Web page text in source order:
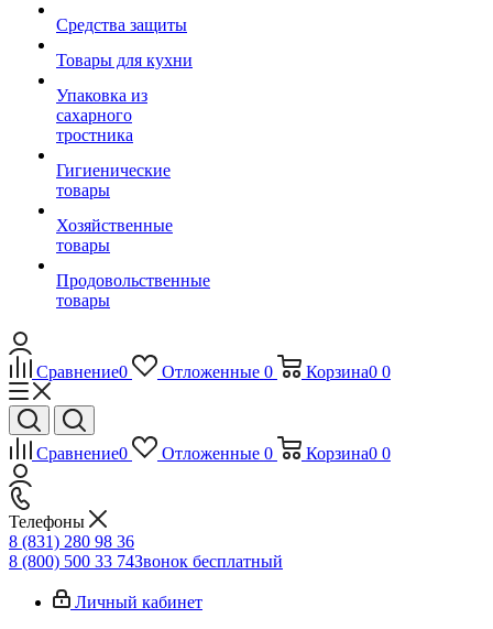
Средства защиты
Товары для кухни
Упаковка из
сахарного
тростника
Гигиенические
товары
Хозяйственные
товары
Продовольственные
товары
Сравнение0 Отложенные 0 Корзина0 0
Сравнение0 Отложенные 0 Корзина0 0
Телефоны
8 (831) 280 98 36
8 (800) 500 33 74Звонок бесплатный
Личный кабинет